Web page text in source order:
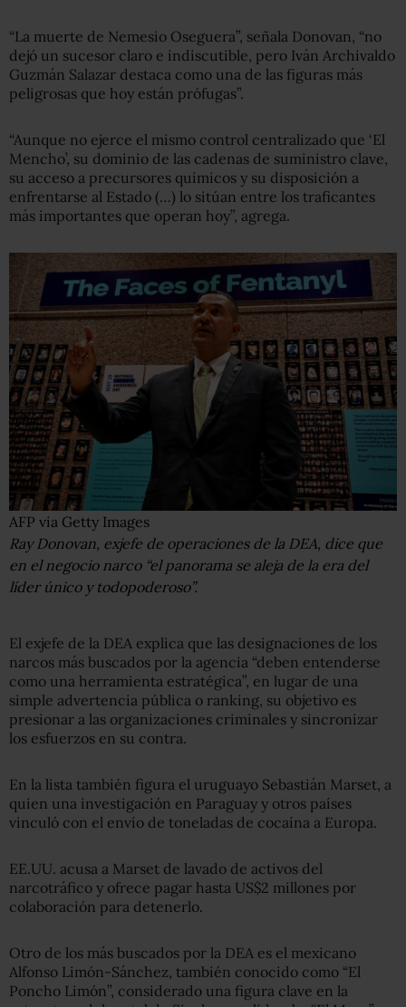
“La muerte de Nemesio Oseguera”, señala Donovan, “no
dejó un sucesor claro e indiscutible, pero Iván Archivaldo
Guzmán Salazar destaca como una de las figuras más
peligrosas que hoy están prófugas”.
“Aunque no ejerce el mismo control centralizado que ‘El
Mencho’, su dominio de las cadenas de suministro clave,
su acceso a precursores químicos y su disposición a
enfrentarse al Estado (…) lo sitúan entre los traficantes
más importantes que operan hoy”, agrega.
AFP via Getty Images
Ray Donovan, exjefe de operaciones de la DEA, dice que
en el negocio narco “el panorama se aleja de la era del
líder único y todopoderoso”.
El exjefe de la DEA explica que las designaciones de los
narcos más buscados por la agencia “deben entenderse
como una herramienta estratégica”, en lugar de una
simple advertencia pública o ranking, su objetivo es
presionar a las organizaciones criminales y sincronizar
los esfuerzos en su contra.
En la lista también figura el uruguayo Sebastián Marset, a
quien una investigación en Paraguay y otros países
vinculó con el envío de toneladas de cocaína a Europa.
EE.UU. acusa a Marset de lavado de activos del
narcotráfico y ofrece pagar hasta US$2 millones por
colaboración para detenerlo.
Otro de los más buscados por la DEA es el mexicano
Alfonso Limón-Sánchez, también conocido como “El
Poncho Limón”, considerado una figura clave en la